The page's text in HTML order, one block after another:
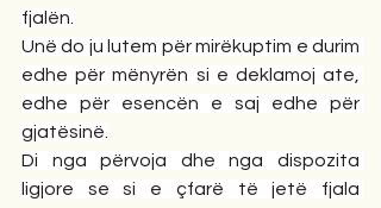
fjalën.
Unë do ju lutem për mirëkuptim e durim
edhe për mënyrën si e deklamoj ate,
edhe për esencën e saj edhe për
gjatësinë.
Di nga përvoja dhe nga dispozita
ligjore se si e çfarë të jetë fjala